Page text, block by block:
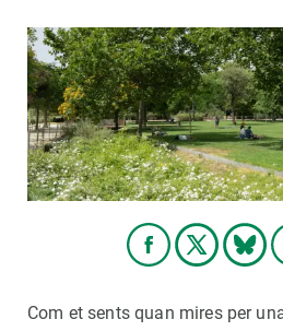
Com et sents quan mires per